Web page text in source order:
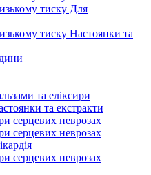
тиску Для
тиску Настоянки та
та еліксири
та екстракти
серцевих неврозах
серцевих неврозах
серцевих неврозах